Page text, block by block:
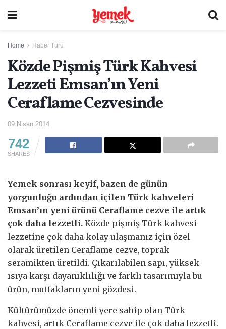
Home Haber Turu
Közde Pişmiş Türk Kahvesi
Lezzeti Emsan’ın Yeni
Ceraflame Cezvesinde
09 Nisan 2014
742
SHARES
Yemek sonrası keyif, bazen de günün
yorgunluğu ardından içilen Türk kahveleri
Emsan’ın yeni ürünü Ceraflame cezve ile artık
çok daha lezzetli. Közde pişmiş Türk kahvesi
lezzetine çok daha kolay ulaşmanız için özel
olarak üretilen Ceraflame cezve, toprak
seramikten üretildi. Çıkarılabilen sapı, yüksek
ısıya karşı dayanıklılığı ve farklı tasarımıyla bu
ürün, mutfakların yeni gözdesi.
Kültürümüzde önemli yere sahip olan Türk
kahvesi, artık Ceraflame cezve ile çok daha lezzetli.